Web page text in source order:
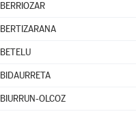
BERRIOZAR
BERTIZARANA
BETELU
BIDAURRETA
BIURRUN-OLCOZ